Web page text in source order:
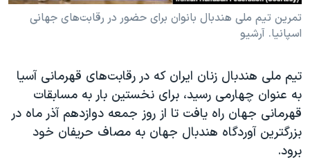
آرشیو پخش زنده
مجموعه مستندهای دادخواهی
تریبونال مردمی آبان ۹۸
چهل سال گروگان‌گیری
قانون شفافیت دارائی کادر رهبری ایران
اعتراضات مردمی آبان ۹۸
اسرائیل در جنگ
تمرین تیم ملی هندبال بانوان برای حضور در رقابت‌های جهانی
اسپانیا. آرشیو
تیم ملی هندبال زنان ایران که در رقابت‌های قهرمانی آسیا
به عنوان چهارمی رسید، برای نخستین بار به مسابقات
قهرمانی جهان راه یافت تا از روز جمعه دوازدهم آذر ماه در
بزرگترین آوردگاه هندبال جهان به مصاف حریفان خود
برود.